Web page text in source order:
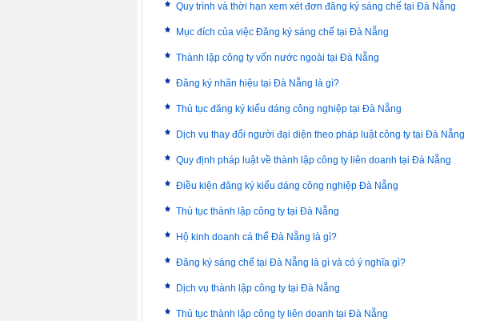
Quy trình và thời hạn xem xét đơn đăng ký sáng chế tại Đà Nẵng
Mục đích của việc Đăng ký sáng chế tại Đà Nẵng
Thành lập công ty vốn nước ngoài tại Đà Nẵng
Đăng ký nhãn hiệu tại Đà Nẵng là gì?
Thủ tục đăng ký kiểu dáng công nghiệp tại Đà Nẵng
Dịch vụ thay đổi người đại diện theo pháp luật công ty tại Đà Nẵng
Quy định pháp luật về thành lập công ty liên doanh tại Đà Nẵng
Điều kiện đăng ký kiểu dáng công nghiệp Đà Nẵng
Thủ tục thành lập công ty tại Đà Nẵng
Hộ kinh doanh cá thể Đà Nẵng là gì?
Đăng ký sáng chế tại Đà Nẵng là gì và có ý nghĩa gì?
Dịch vụ thành lập công ty tại Đà Nẵng
Thủ tục thành lập công ty liên doanh tại Đà Nẵng